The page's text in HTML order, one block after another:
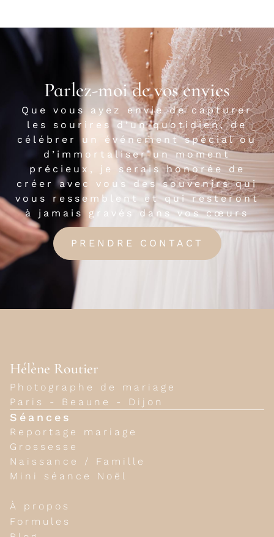
Parlez-moi de vos envies
Que vous ayez envie de capturer
les sourires d’un quotidien, de
célébrer un événement spécial ou
d’immortaliser un moment
précieux, je serais honorée de
créer avec vous des souvenirs qui
vous ressemblent et qui resteront
à jamais gravés dans vos cœurs
PRENDRE CONTACT
Hélène Routier
Photographe de mariage
Paris - Beaune - Dijon
Séances
Reportage mariage
Grossesse
Naissance / Famille
Mini séance Noël
À propos
Formules